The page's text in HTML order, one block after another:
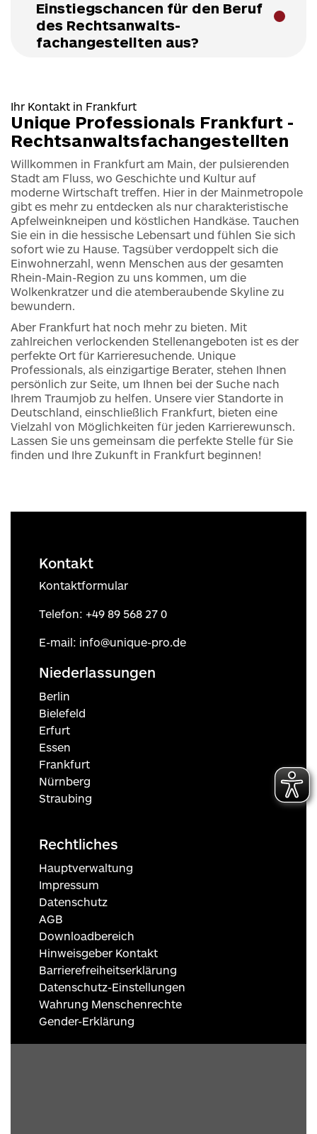
Einstiegschancen für den Beruf
des Rechtsanwalts­
fachangestellten aus?
Ihr Kontakt in Frankfurt
Unique Professionals Frankfurt -
Rechtsanwalts­fachangestellten
Willkommen in Frankfurt am Main, der pulsierenden
Stadt am Fluss, wo Geschichte und Kultur auf
moderne Wirtschaft treffen. Hier in der Mainmetropole
gibt es mehr zu entdecken als nur charakteristische
Apfelweinkneipen und köstlichen Handkäse. Tauchen
Sie ein in die hessische Lebensart und fühlen Sie sich
sofort wie zu Hause. Tagsüber verdoppelt sich die
Einwohnerzahl, wenn Menschen aus der gesamten
Rhein-Main-Region zu uns kommen, um die
Wolkenkratzer und die atemberaubende Skyline zu
bewundern.
Aber Frankfurt hat noch mehr zu bieten. Mit
zahlreichen verlockenden Stellenangeboten ist es der
perfekte Ort für Karrieresuchende. Unique
Professionals, als einzigartige Berater, stehen Ihnen
persönlich zur Seite, um Ihnen bei der Suche nach
Ihrem Traumjob zu helfen. Unsere vier Standorte in
Deutschland, einschließlich Frankfurt, bieten eine
Vielzahl von Möglichkeiten für jeden Karrierewunsch.
Lassen Sie uns gemeinsam die perfekte Stelle für Sie
finden und Ihre Zukunft in Frankfurt beginnen!
Kontakt
Kontaktformular
Telefon: +49 89 568 27 0
E-mail: info@unique-pro.de
Niederlassungen
Berlin
Bielefeld
Erfurt
Essen
Frankfurt
Nürnberg
Straubing
Rechtliches
Hauptverwaltung
Impressum
Datenschutz
AGB
Downloadbereich
Hinweisgeber Kontakt
Barrierefreiheitserklärung
Datenschutz-Einstellungen
Wahrung Menschenrechte
Gender-Erklärung